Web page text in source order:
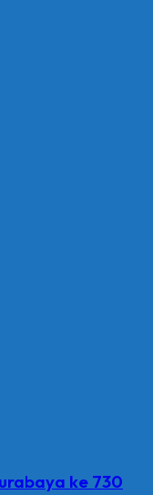
ke 730